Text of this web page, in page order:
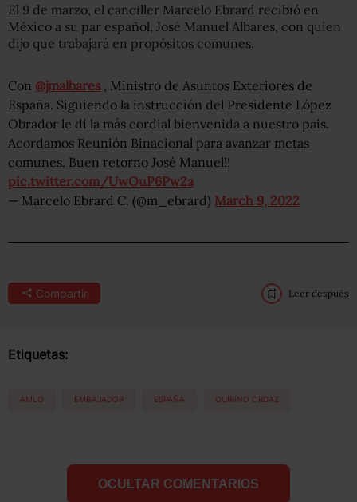
El 9 de marzo, el canciller Marcelo Ebrard recibió en
México a su par español, José Manuel Albares, con quien
dijo que trabajará en propósitos comunes.
Con @jmalbares , Ministro de Asuntos Exteriores de
España. Siguiendo la instrucción del Presidente López
Obrador le dí la más cordial bienvenida a nuestro país.
Acordamos Reunión Binacional para avanzar metas
comunes. Buen retorno José Manuel!!
pic.twitter.com/UwOuP6Pw2a
— Marcelo Ebrard C. (@m_ebrard) March 9, 2022
Compartir Leer después
Etiquetas:
AMLO EMBAJADOR ESPAÑA QUIRINO ORDAZ
OCULTAR COMENTARIOS